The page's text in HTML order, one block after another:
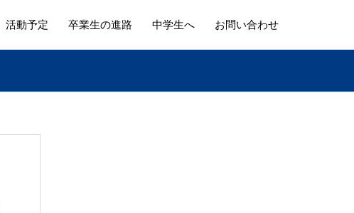
活動予定 卒業生の進路 中学生へ お問い合わせ